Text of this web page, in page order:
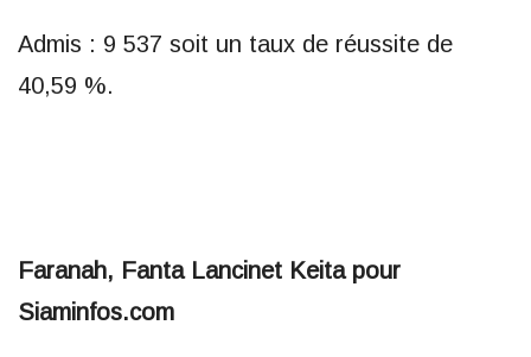
Admis : 9 537 soit un taux de réussite de
40,59 %.
Faranah, Fanta Lancinet Keita pour
Siaminfos.com